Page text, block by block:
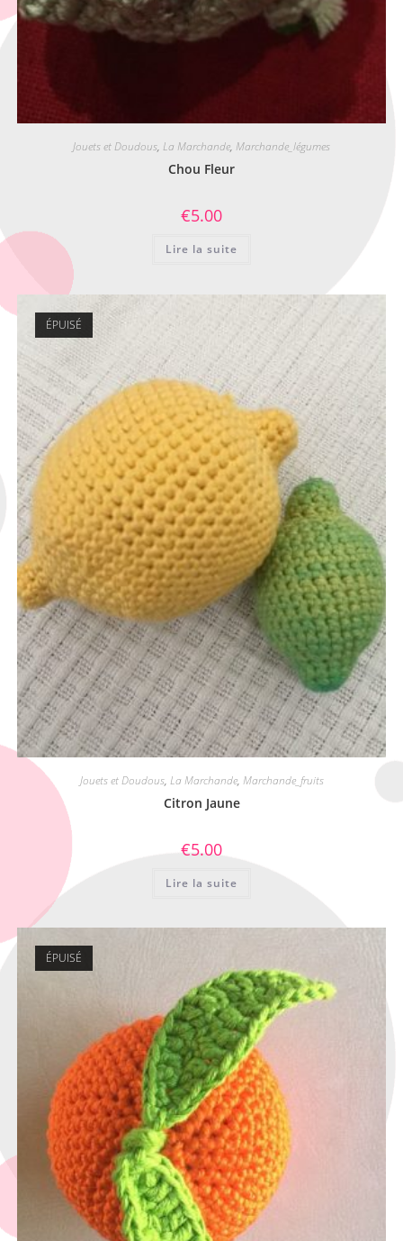
Jouets et Doudous, La Marchande, Marchande_légumes
Chou Fleur
€5.00
Lire la suite
ÉPUISÉ
Jouets et Doudous, La Marchande, Marchande_fruits
Citron Jaune
€5.00
Lire la suite
ÉPUISÉ